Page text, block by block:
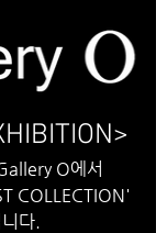
O에서
COLLECTION'
다.